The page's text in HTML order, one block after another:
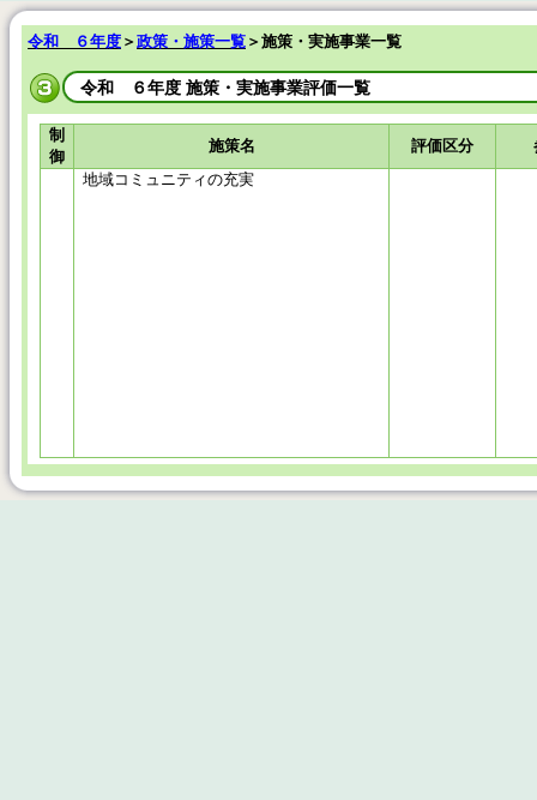
令和 ６年度 ＞ 政策・施策一覧 ＞施策・実施事業一覧
令和 ６年度 施策・実施事業評価一覧
制
御
施策名 評価区分
地域コミュニティの充実